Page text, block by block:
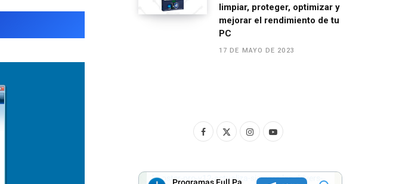
limpiar, proteger, optimizar y
mejorar el rendimiento de tu
PC
17 DE MAYO DE 2023
F
c T
I
s
Y
u